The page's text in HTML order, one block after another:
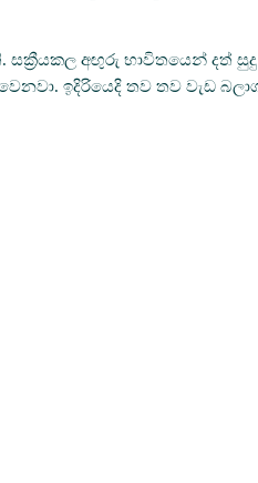
අඟුරු භාවිතයෙන් දත්
ඉදිරියෙදි තව තව වැඩ